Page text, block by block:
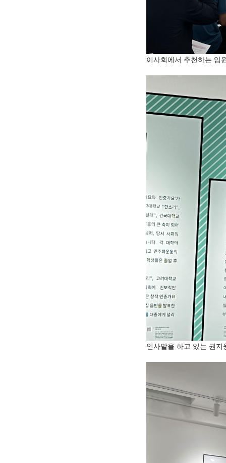
이사회에서 추천하는 임
인사말을 하고 있는 권